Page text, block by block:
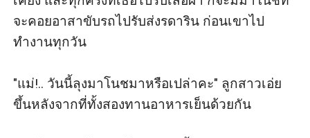
จะคอยอาสาขับรถไปรับส่งรดาริน ก่อนเขาไป
ทำงานทุกวัน
"แม่!.. วันนี้ลุงมาโนชมาหรือเปล่าคะ" ลูกสาวเอ่ย
ขึ้นหลังจากที่ทั้งสองทานอาหารเย็นด้วยกัน